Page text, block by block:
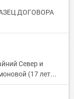
ДОГОВОРА
Север и
(17 лет...